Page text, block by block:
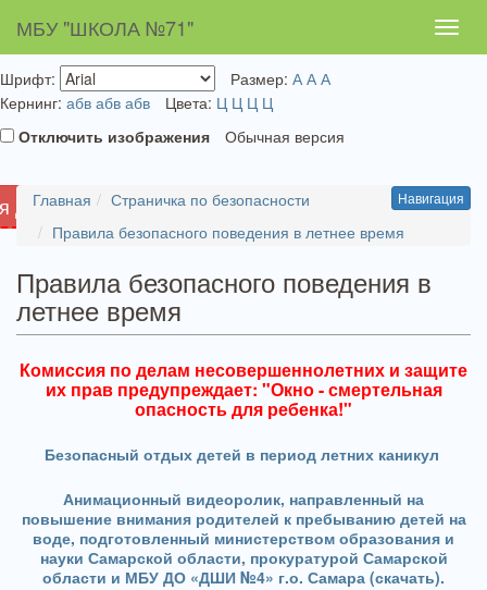
Шрифт: Размер: А А А
Кернинг: абв абв абв Цвета: Ц Ц Ц Ц
Отключить изображения
Обычная версия
МБУ "ШКОЛА №71"
для слабовидящих Навигация
Главная
Страничка по безопасности
Правила безопасного поведения в летнее время
Правила безопасного поведения в
летнее время
Комиссия по делам несовершеннолетних и защите
их прав предупреждает: "Окно - смертельная
опасность для ребенка!"
Безопасный отдых детей в период летних каникул
Анимационный видеоролик, направленный на
повышение внимания родителей к пребыванию детей на
воде, подготовленный министерством образования и
науки Самарской области, прокуратурой Самарской
области и МБУ ДО «ДШИ №4» г.о. Самара (скачать).